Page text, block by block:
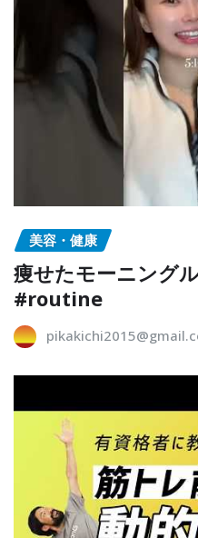
美容・健康
痩せたモーニング
#routine